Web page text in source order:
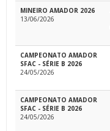
MINEIRO AMADOR 2026
13/06/2026
CAMPEONATO AMADOR
SFAC - SÉRIE B 2026
24/05/2026
CAMPEONATO AMADOR
SFAC - SÉRIE B 2026
24/05/2026